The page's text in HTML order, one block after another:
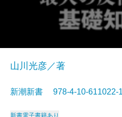
山川光彦／著
新潮新書 978-4-10-
新書電子書籍あり